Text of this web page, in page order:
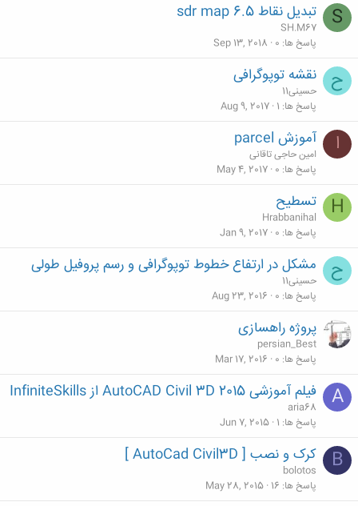
S تبدیل نقاط sdr map 6.5
SH.M67
پاسخ ها 0
Sep 13, 2018
ح نقشه توپوگرافی
حسینی11
پاسخ ها 1
Aug 9, 2017
ا آموزش parcel
امین حاجی تاقانی
پاسخ ها 0
May 4, 2017
H تسطیح
Hrabbanihal
پاسخ ها 0
Jan 9, 2017
ح مشکل در ارتفاع خطوط توپوگرافی و رسم پروفیل طولی
حسینی11
پاسخ ها 0
Aug 23, 2016
پروژه راهسازی
persian_Best
پاسخ ها 0
Mar 17, 2016
A فیلم آموزشی AutoCAD Civil 3D 2015 از InfiniteSkills
aria68
پاسخ ها 1
Jun 7, 2015
B کرک و نصب [ AutoCad Civil3D ]
bolotos
پاسخ ها 16
May 28, 2015